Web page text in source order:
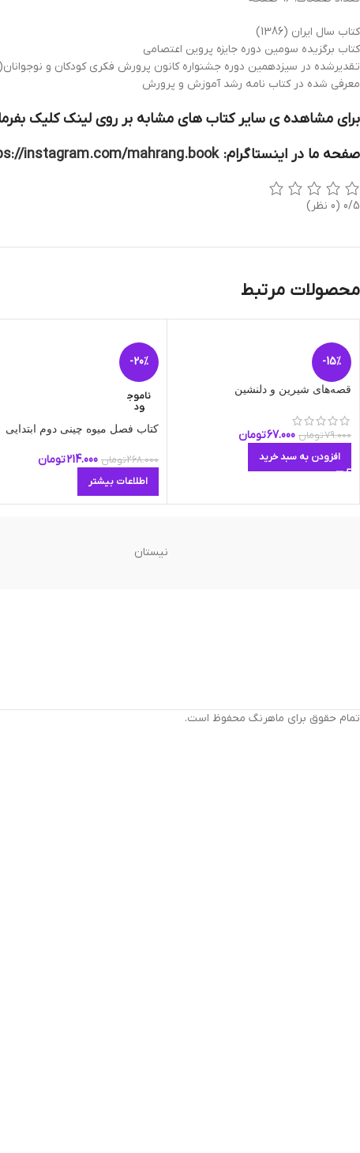
کتاب سال ایران (1386)
کتاب برگزیده سومین دوره جایزه پروین اعتصامی
تقدیرشده در سیزدهمین دوره جشنواره کانون پرورش فکری کودکان و نوجوانان(1387)
معرفی شده در کتاب نامه رشد آموزش و پرورش
برای مشاهده ی سایر کتاب های مشابه بر روی لینک کلیک
صفحه ما در اینستاگرام:instagram.com/mahrang.book
0/5 (0 نظر)
محصولات مرتبط
-15%
قصه‌های شیرین و دلنشین
79.000تومان 67.000تومان
افزودن به سبد خرید
-20%
ناموج
ود
کتاب فصل میوه چینی دوم ابتدایی
268.000تومان 214.000تومان
اطلاعات بیشتر
نیستان
تمام حقوق برای ماهرنگ محفوظ است.